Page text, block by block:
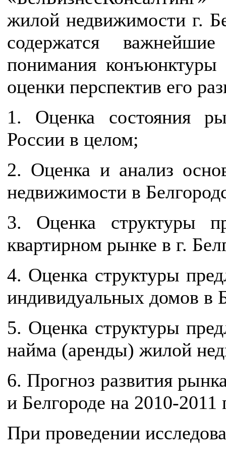
жилой недвижимости г.
содержатся
понимания
оценки перспектив его
1. Оценка состояния
России в целом;
2. Оценка и анализ
недвижимости в
3. Оценка структуры
квартирном рынке в г.
4. Оценка структуры
индивидуальных домов в
5. Оценка структуры
найма (аренды) жилой
6. Прогноз развития
и Белгороде на 2010-2011
При проведении